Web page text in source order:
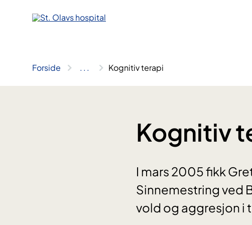
Forside .. . Kognitiv terapi
Kognitiv
I mars 2005 fikk
Sinnemestring ved
vold og aggresjon i